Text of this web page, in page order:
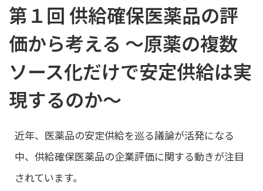
第１回 供給確保医薬品の評
価から考える ～原薬の複数
ソース化だけで安定供給は実
現するのか～
近年、医薬品の安定供給を巡る議論が活発になる
中、供給確保医薬品の企業評価に関する動きが注目
されています。